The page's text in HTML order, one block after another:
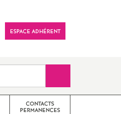
ESPACE ADHÉRENT
CONTACTS
PERMANENCES